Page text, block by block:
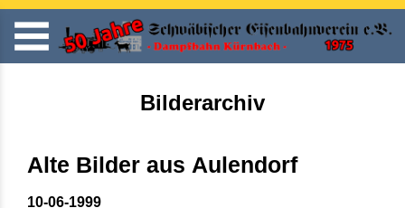
Bilderarchiv
Alte Bilder aus Aulendorf
10-06-1999